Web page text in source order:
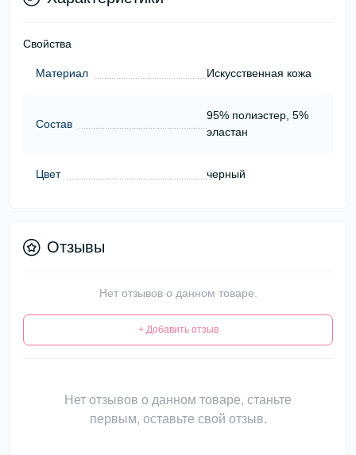
Свойства
Материал Искусcтвенная кожа
Состав
95% полиэстер, 5%
эластан
Цвет черный
Отзывы
Нет отзывов о данном товаре.
+ Добавить отзыв
Нет отзывов о данном товаре, станьте
первым, оставьте свой отзыв.